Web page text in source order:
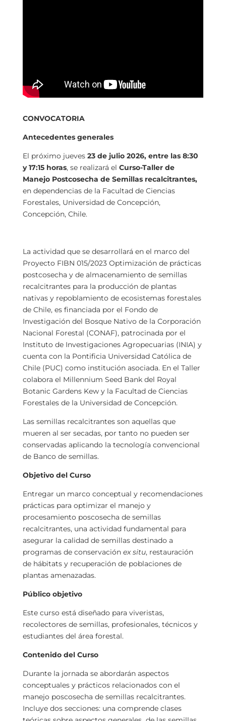
CONVOCATORIA
Antecedentes generales
El próximo jueves 23 de julio 2026, entre las 8:30
y 17:15 horas, se realizará el Curso-Taller de
Manejo Postcosecha de Semillas recalcitrantes,
en dependencias de la Facultad de Ciencias
Forestales, Universidad de Concepción,
Concepción, Chile.
La actividad que se desarrollará en el marco del
Proyecto FIBN 015/2023 Optimización de prácticas
postcosecha y de almacenamiento de semillas
recalcitrantes para la producción de plantas
nativas y repoblamiento de ecosistemas forestales
de Chile, es financiada por el Fondo de
Investigación del Bosque Nativo de la Corporación
Nacional Forestal (CONAF), patrocinada por el
Instituto de Investigaciones Agropecuarias (INIA) y
cuenta con la Pontificia Universidad Católica de
Chile (PUC) como institución asociada. En el Taller
colabora el Millennium Seed Bank del Royal
Botanic Gardens Kew y la Facultad de Ciencias
Forestales de la Universidad de Concepción.
Las semillas recalcitrantes son aquellas que
mueren al ser secadas, por tanto no pueden ser
conservadas aplicando la tecnología convencional
de Banco de semillas.
Objetivo del Curso
Entregar un marco conceptual y recomendaciones
prácticas para optimizar el manejo y
procesamiento poscosecha de semillas
recalcitrantes, una actividad fundamental para
asegurar la calidad de semillas destinado a
programas de conservación ex situ, restauración
de hábitats y recuperación de poblaciones de
plantas amenazadas.
Público objetivo
Este curso está diseñado para viveristas,
recolectores de semillas, profesionales, técnicos y
estudiantes del área forestal.
Contenido del Curso
Durante la jornada se abordarán aspectos
conceptuales y prácticos relacionados con el
manejo poscosecha de semillas recalcitrantes.
Incluye dos secciones: una comprende clases